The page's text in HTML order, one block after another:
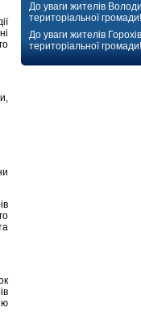
До уваги жителів
територіальної
До уваги жителів
територіальної